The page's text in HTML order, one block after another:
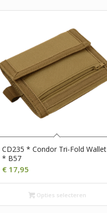
CD235 * Condor Tri-Fold Wallet
* B57
€ 17,95
Opties selecteren